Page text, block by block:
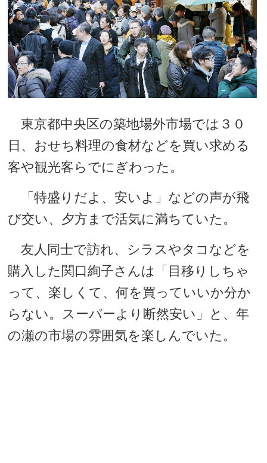
東京都中央区の築地場外市場では３０
日、おせち料理の食材などを買い求める
客や観光客らでにぎわった。
「特盛りだよ、安いよ」などの声が飛
び交い、夕方まで活気に満ちていた。
友人同士で訪れ、シラスやタコなどを
購入した関口絢子さんは「目移りしちゃ
って、楽しくて、何を買っていいか分か
らない。スーパーより断然安い」と、年
の瀬の市場の雰囲気を楽しんでいた。